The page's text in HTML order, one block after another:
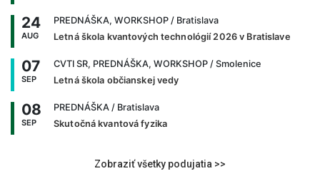
24
AUG
PREDNÁŠKA, WORKSHOP / Bratislava
Letná škola kvantových technológií 2026 v Bratislave
07
SEP
CVTI SR, PREDNÁŠKA, WORKSHOP / Smolenice
Letná škola občianskej vedy
08
SEP
PREDNÁŠKA / Bratislava
Skutočná kvantová fyzika
Zobraziť všetky podujatia >>